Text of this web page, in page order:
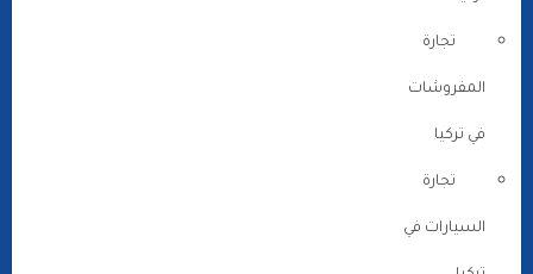
تجارة
المفروشات
في تركيا
تجارة
السيارات في